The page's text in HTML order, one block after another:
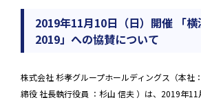
2019年11月10日（日）開催 「
2019」への協賛について
株式会社 杉孝グループホールディングス（本社
締役 社長執行役員 ：杉山 信夫 ）は、2019年